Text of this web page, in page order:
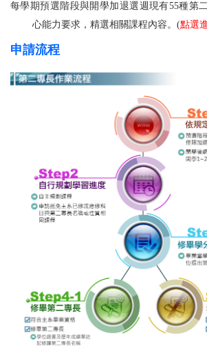
每學期預選階段與開學加退選週現有55種第
心能力要求，精選相關課程內容。(點選
申請流程